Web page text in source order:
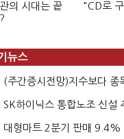
의 시대는 끝
"CD로
뉴스
(주간증시전망)지수보다
세 이어진다...
SK하이닉스 통합노조 신설
원 간 성과급 불...
대형마트 2분기 판매